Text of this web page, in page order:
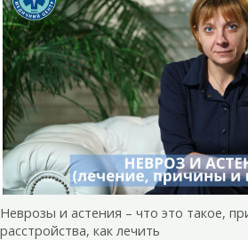
Неврозы и астения – что это такое,
расстройства, как лечить